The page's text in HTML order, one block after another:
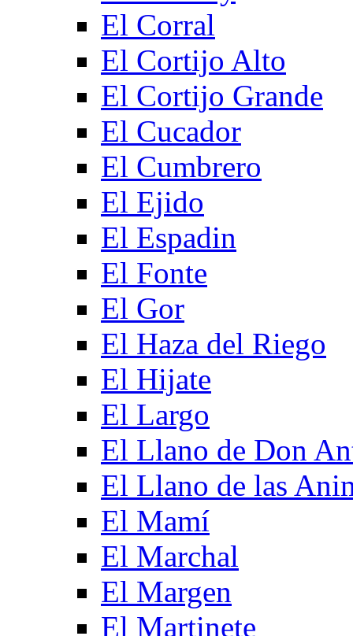
El Corral
El Cortijo Alto
El Cortijo Grande
El Cucador
El Cumbrero
El Ejido
El Espadin
El Fonte
El Gor
El Haza del Riego
El Hijate
El Largo
El Llano de Don
El Llano de las
El Mamí
El Marchal
El Margen
El Martinete